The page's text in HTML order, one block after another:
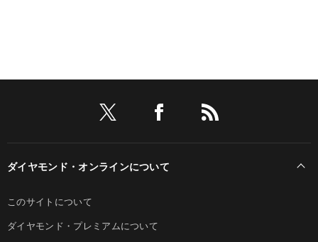
ダイヤモンド・オンラインについて
このサイトについて
ダイヤモンド・プレミアムについて